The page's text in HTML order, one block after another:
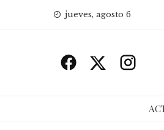
jueves, agosto 6